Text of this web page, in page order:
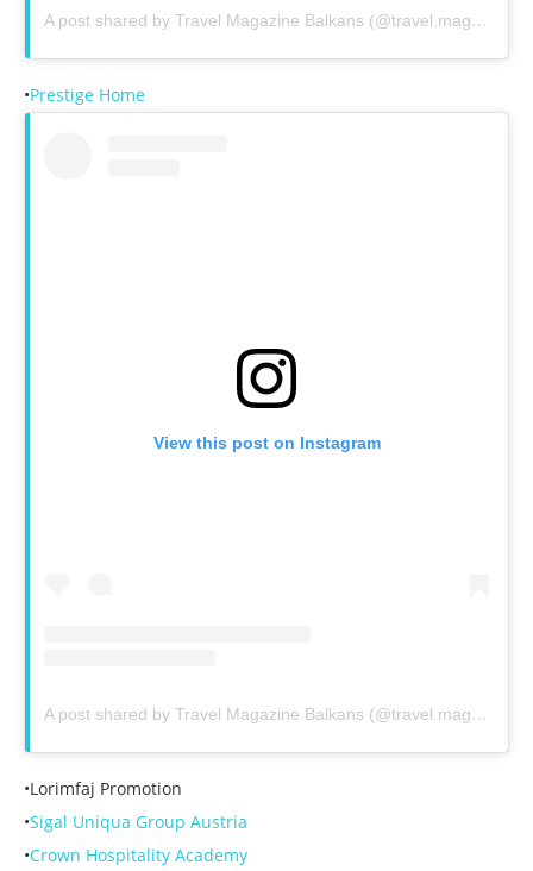
A post shared by Travel Magazine Balkans (@travel.magazine.balkans_)
•Prestige Home
View this post on Instagram
A post shared by Travel Magazine Balkans (@travel.magazine.balkans_)
•Lorimfaj Promotion
•Sigal Uniqua Group Austria
•Crown Hospitality Academy